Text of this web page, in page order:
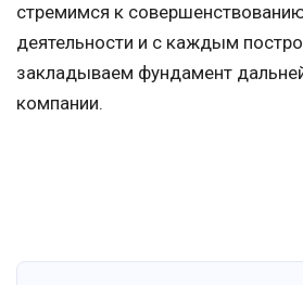
стремимся к
деятельности и с каждым
закладываем фундамент
компании.